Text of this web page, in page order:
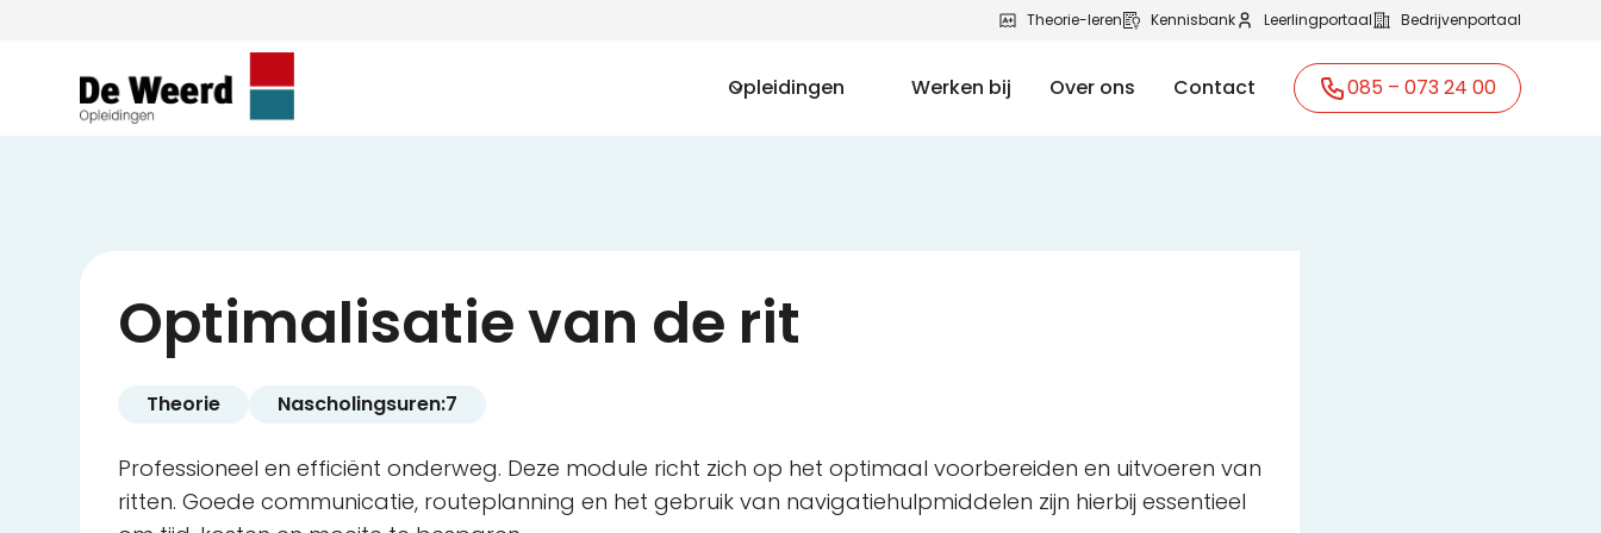
Theorie-leren Kennisbank Leerlingportaal Bedrijvenportaal
Opleidingen Werken bij Over ons Contact 085 – 073 24 00
Optimalisatie van de rit
Theorie Nascholingsuren:7
Professioneel en efficiënt onderweg. Deze module richt zich op het optimaal voorbereiden en uitvoeren van
ritten. Goede communicatie, routeplanning en het gebruik van navigatiehulpmiddelen zijn hierbij essentieel